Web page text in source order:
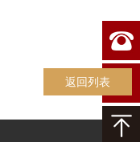
返回列表